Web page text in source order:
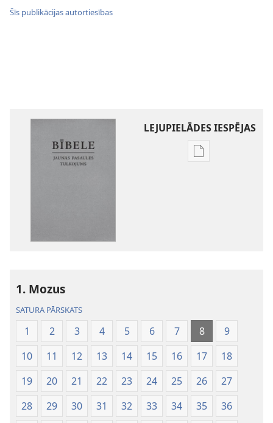
Šīs publikācijas autortiesības
LEJUPIELĀDES IESPĒJAS
Publikāciju
1. Mozus
SATURA PĀRSKATS
1 2 3 4 5 6 7 8
9
10
11 12 13 14 15 16 17
18
19
20 21 22 23 24 25 26
27
28
29 30 31 32 33 34 35
36